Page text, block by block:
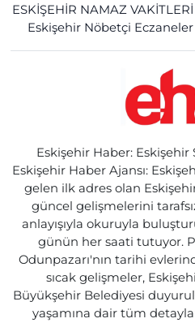
ESKİŞEHİR NAMAZ VAKİTLERİ
Eskişehir Nöbetçi Eczaneler
Eskişehir Haber:
Eskişehir Haber Ajansı:
gelen ilk adres olan
güncel gelişmelerini
anlayışıyla okuruyla
günün her saati tutuyor.
Odunpazarı'nın tarihi
sıcak gelişmeler,
Büyükşehir Belediyesi
yaşamına dair tüm